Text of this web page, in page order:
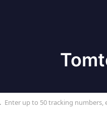
Enter up to 50 tracking numbers,